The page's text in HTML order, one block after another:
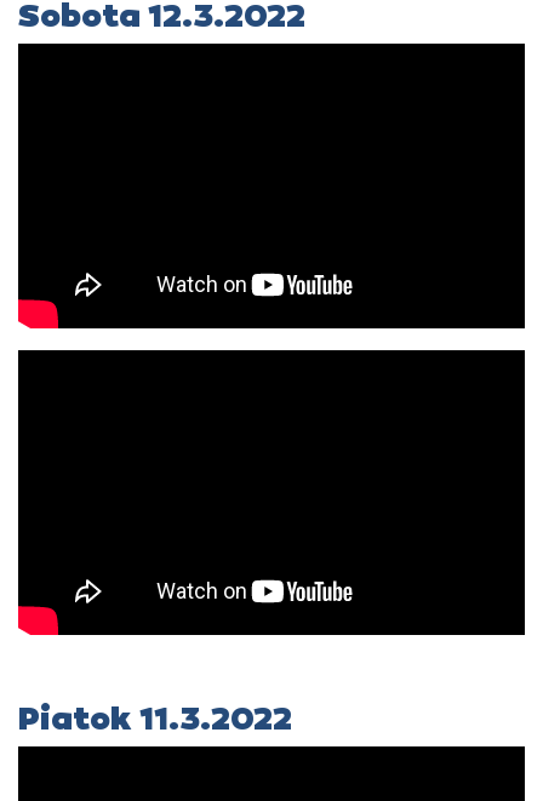
Sobota 12.3.2022
Piatok 11.3.2022